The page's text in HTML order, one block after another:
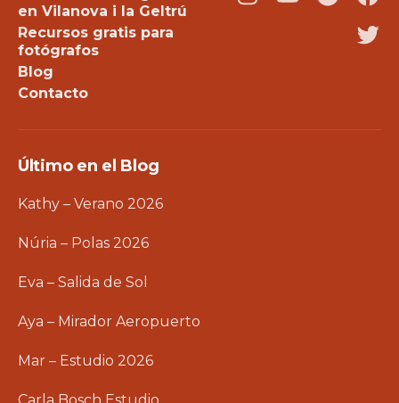
en Vilanova i la Geltrú
Recursos gratis para
fotógrafos
Blog
Contacto
Instagram
YoutubePodcast
Último en el Blog
Kathy – Verano 2026
Núria – Polas 2026
Eva – Salida de Sol
Aya – Mirador Aeropuerto
Mar – Estudio 2026